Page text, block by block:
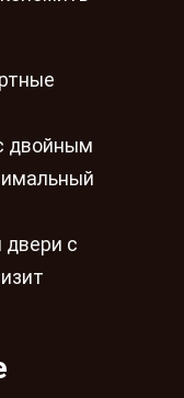
двойным
двери с